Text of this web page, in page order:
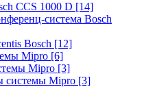
CCS 1000 D [14]
система Bosch
Bosch [12]
Mipro [6]
Mipro [3]
системы Mipro [3]